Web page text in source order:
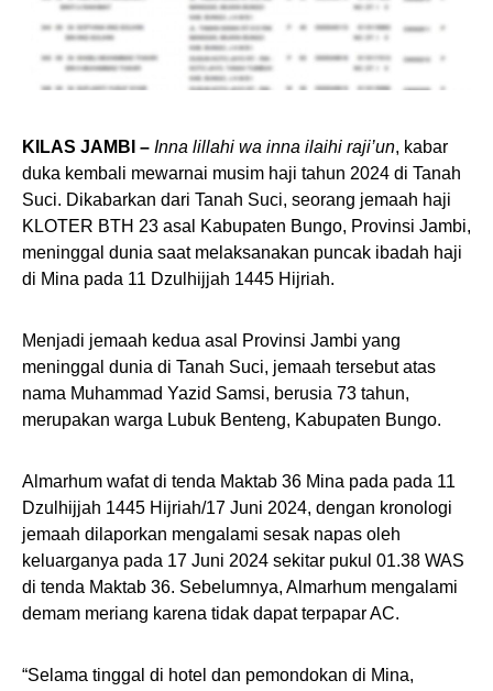
KILAS JAMBI – Inna lillahi wa inna ilaihi raji’un, kabar
duka kembali mewarnai musim haji tahun 2024 di Tanah
Suci. Dikabarkan dari Tanah Suci, seorang jemaah haji
KLOTER BTH 23 asal Kabupaten Bungo, Provinsi Jambi,
meninggal dunia saat melaksanakan puncak ibadah haji
di Mina pada 11 Dzulhijjah 1445 Hijriah.
Menjadi jemaah kedua asal Provinsi Jambi yang
meninggal dunia di Tanah Suci, jemaah tersebut atas
nama Muhammad Yazid Samsi, berusia 73 tahun,
merupakan warga Lubuk Benteng, Kabupaten Bungo.
Almarhum wafat di tenda Maktab 36 Mina pada pada 11
Dzulhijjah 1445 Hijriah/17 Juni 2024, dengan kronologi
jemaah dilaporkan mengalami sesak napas oleh
keluarganya pada 17 Juni 2024 sekitar pukul 01.38 WAS
di tenda Maktab 36. Sebelumnya, Almarhum mengalami
demam meriang karena tidak dapat terpapar AC.
“Selama tinggal di hotel dan pemondokan di Mina,